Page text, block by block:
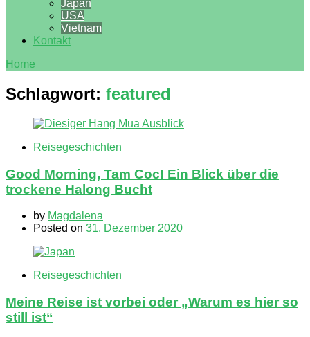
Japan
USA
Vietnam
Kontakt
Home
Schlagwort: featured
Reisegeschichten
Good Morning, Tam Coc! Ein Blick über die
trockene Halong Bucht
by Magdalena
Posted on 31. Dezember 2020
Reisegeschichten
Meine Reise ist vorbei oder „Warum es hier so
still ist“